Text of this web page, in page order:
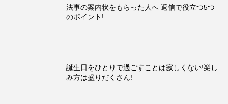
法事の案内状をもらった人へ 返信で役立つ5つ
のポイント!
誕生日をひとりで過ごすことは寂しくない!楽し
み方は盛りだくさん!